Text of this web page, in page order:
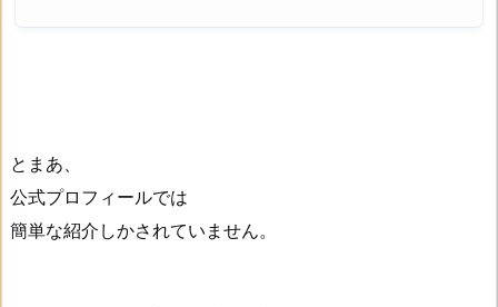
とまあ、
公式プロフィールでは
簡単な紹介しかされていません。